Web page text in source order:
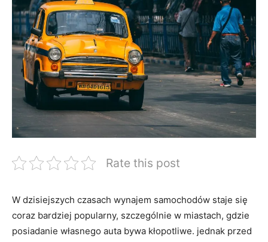
Rate this post
W dzisiejszych czasach wynajem samochodów staje⁤ się
coraz bardziej popularny, ‍szczególnie w miastach, gdzie
posiadanie własnego‌ auta‍ bywa‍ kłopotliwe. jednak przed⁤